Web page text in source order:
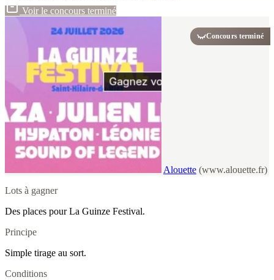
Voir le concours terminé
Concours terminé
Alouette (www.alouette.fr)
Lots à gagner
Des places pour La Guinze Festival.
Principe
Simple tirage au sort.
Conditions